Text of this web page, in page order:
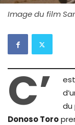
Image du film
C’
du
Donoso Toro